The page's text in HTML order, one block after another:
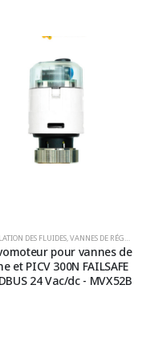
,VANNES PICV ET DE
DES FLUIDES,VANNES DE RÉGULATION ET SERVOMOTEURS
pour vannes de
et PICV 300N FAILSAFE
24 Vac/dc - MVX52B